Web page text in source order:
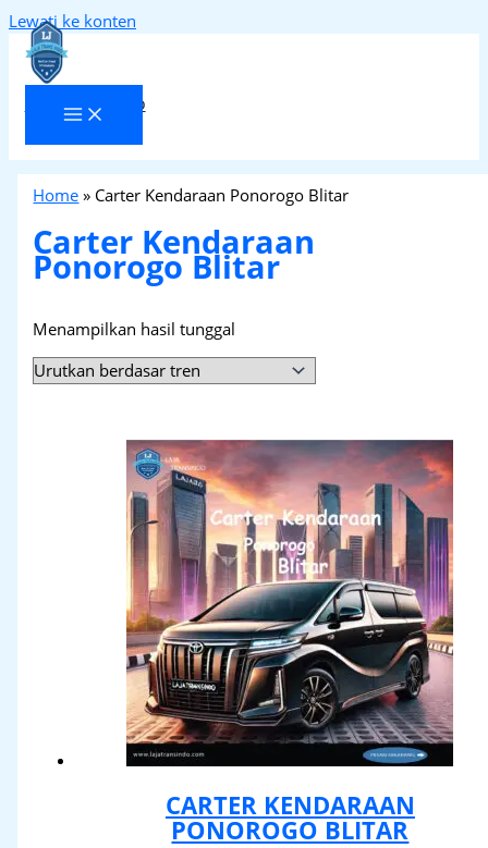
Lewati ke konten
Laja Transindo
Home » Carter Kendaraan Ponorogo Blitar
Carter Kendaraan
Ponorogo Blitar
Menampilkan hasil tunggal
CARTER KENDARAAN
PONOROGO BLITAR